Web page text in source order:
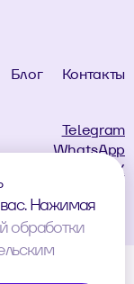
Блог Контакты
Telegram
WhatsApp
MAX
данных
Нажимая
обработки